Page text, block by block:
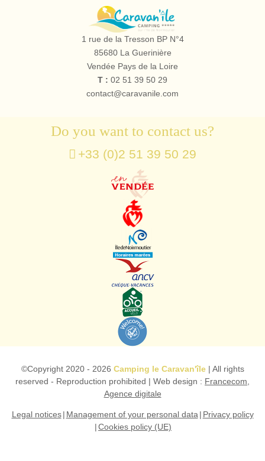
Camping
le
Caravan'île
1 rue de la Tresson BP N°4
85680 La Guerinière
Vendée Pays de la Loire
T : 02 51 39 50 29
contact@caravanile.com
Do you want to contact us?
+33 (0)2 51 39 50 29
©Copyright 2020 - 2026 Camping le Caravan'île| All rights
reserved - Reproduction prohibited | Web design : Francecom,
Agence digitale
Legal notices Management of your personal data
Privacy policy
Cookies policy (UE)